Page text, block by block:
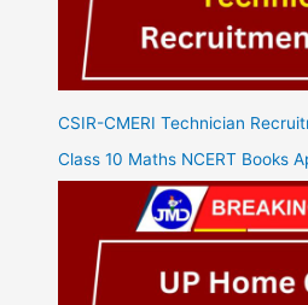
CSIR-CMERI Technician
Class 10 Maths NCERT Books